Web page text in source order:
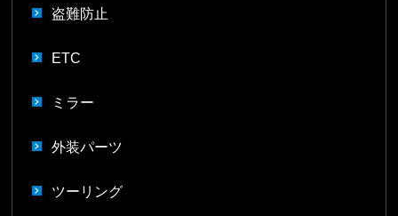
盗難防止
ETC
ミラー
外装パーツ
ツーリング